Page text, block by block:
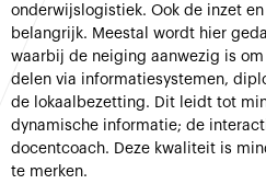
onderwijslogistiek. Ook de inzet
belangrijk. Meestal wordt hier
waarbij de neiging aanwezig is
delen via informatiesystemen,
de lokaalbezetting. Dit leidt tot
dynamische informatie; de
docentcoach. Deze kwaliteit is
te merken.